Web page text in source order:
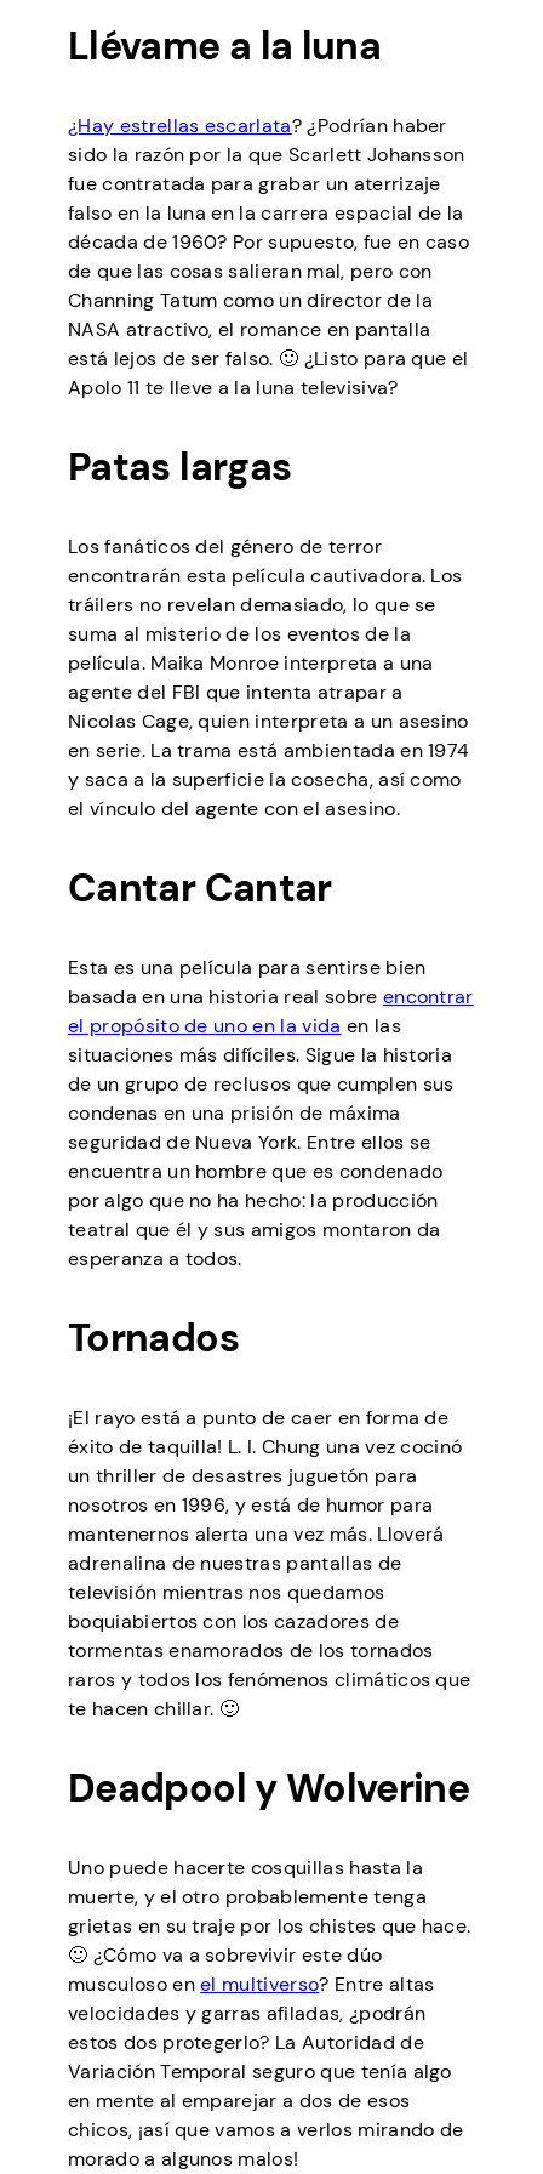
Llévame a la luna
¿Hay estrellas escarlata? ¿Podrían haber
sido la razón por la que Scarlett Johansson
fue contratada para grabar un aterrizaje
falso en la luna en la carrera espacial de la
década de 1960? Por supuesto, fue en caso
de que las cosas salieran mal, pero con
Channing Tatum como un director de la
NASA atractivo, el romance en pantalla
está lejos de ser falso. 🙂 ¿Listo para que el
Apolo 11 te lleve a la luna televisiva?
Patas largas
Los fanáticos del género de terror
encontrarán esta película cautivadora. Los
tráilers no revelan demasiado, lo que se
suma al misterio de los eventos de la
película. Maika Monroe interpreta a una
agente del FBI que intenta atrapar a
Nicolas Cage, quien interpreta a un asesino
en serie. La trama está ambientada en 1974
y saca a la superficie la cosecha, así como
el vínculo del agente con el asesino.
Cantar Cantar
Esta es una película para sentirse bien
basada en una historia real sobre encontrar
el propósito de uno en la vida en las
situaciones más difíciles. Sigue la historia
de un grupo de reclusos que cumplen sus
condenas en una prisión de máxima
seguridad de Nueva York. Entre ellos se
encuentra un hombre que es condenado
por algo que no ha hecho: la producción
teatral que él y sus amigos montaron da
esperanza a todos.
Tornados
¡El rayo está a punto de caer en forma de
éxito de taquilla! L. I. Chung una vez cocinó
un thriller de desastres juguetón para
nosotros en 1996, y está de humor para
mantenernos alerta una vez más. Lloverá
adrenalina de nuestras pantallas de
televisión mientras nos quedamos
boquiabiertos con los cazadores de
tormentas enamorados de los tornados
raros y todos los fenómenos climáticos que
te hacen chillar. 🙂
Deadpool y Wolverine
Uno puede hacerte cosquillas hasta la
muerte, y el otro probablemente tenga
grietas en su traje por los chistes que hace.
🙂 ¿Cómo va a sobrevivir este dúo
musculoso enel multiverso? Entre altas
velocidades y garras afiladas, ¿podrán
estos dos protegerlo? La Autoridad de
Variación Temporal seguro que tenía algo
en mente al emparejar a dos de esos
chicos, ¡así que vamos a verlos mirando de
morado a algunos malos!